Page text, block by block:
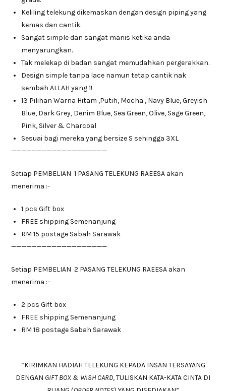
Keliling telekung dikemaskan dengan design piping yang
kemas dan cantik.
Sangat simple dan sangat manis ketika anda
menyarungkan.
Tak melekap di badan sangat memudahkan pergerakkan.
Design simple tanpa lace namun tetap cantik nak
sembah ALLAH yang 1!
13 Pilihan Warna Hitam ,Putih, Mocha , Navy Blue, Greyish
Blue, Dark Grey, Denim Blue, Sea Green, Olive, Sage Green,
Pink, Silver & Charcoal
Sesuai bagi mereka yang bersize S sehingga 3XL
———————————————————
Setiap PEMBELIAN 1 PASANG TELEKUNG RAEESA akan
menerima :-
1 pcs Gift box
FREE shipping Semenanjung
RM 15 postage Sabah Sarawak
———————————————————
Setiap PEMBELIAN 2 PASANG TELEKUNG RAEESA akan
menerima :-
2 pcs Gift box
FREE shipping Semenanjung
RM 18 postage Sabah Sarawak
“KIRIMKAN HADIAH TELEKUNG KEPADA INSAN TERSAYANG
DENGAN GIFT BOX & WISH CARD, TULISKAN KATA-KATA CINTA DI